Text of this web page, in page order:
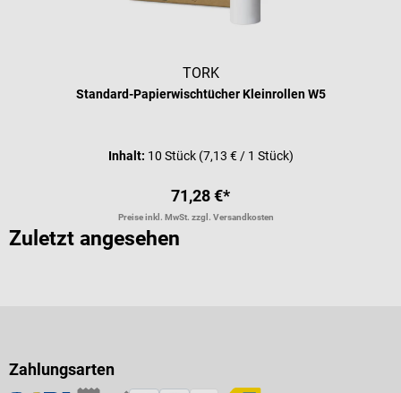
TORK
Standard-Papierwischtücher Kleinrollen W5
Inhalt: 10 Stück (7,13 € / 1 Stück)
71,28 €*
Preise inkl. MwSt. zzgl. Versandkosten
Zuletzt angesehen
Zahlungsarten